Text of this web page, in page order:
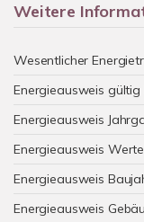
Weitere
Wesentlicher
Energieausweis gültig
Energieausweis
Energieausweis
Energieausweis
Energieausweis